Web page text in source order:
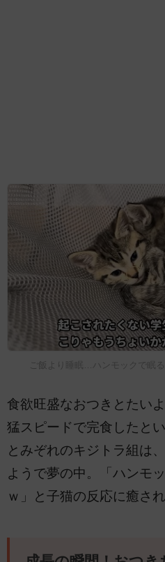
ご飯より睡眠…ハンモックで眠
食欲旺盛なおつきとたい
猛スピードで完食したと
とみぞれのキジトラ組は
ようで夢の中。「ハンモ
ｗ」と子猫の反応に癒さ